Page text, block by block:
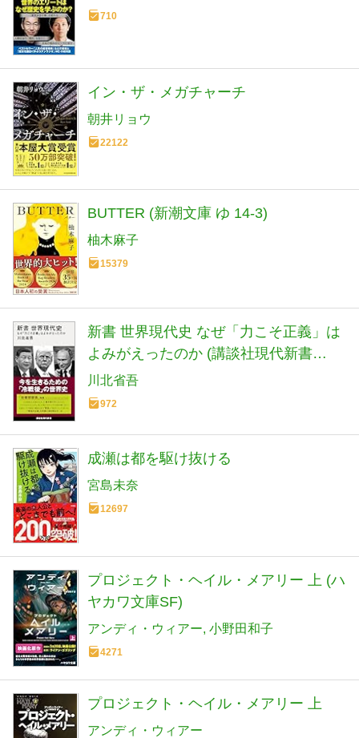
710
イン・ザ・メガチャーチ
朝井リョウ
22122
BUTTER (新潮文庫 ゆ 14-3)
柚木麻子
15379
新書 世界現代史 なぜ「力こそ正義」は
よみがえったのか (講談社現代新書
2798)
川北省吾
972
成瀬は都を駆け抜ける
宮島未奈
12697
プロジェクト・ヘイル・メアリー 上 (ハ
ヤカワ文庫SF)
アンディ・ウィアー 小野田和子
4271
プロジェクト・ヘイル・メアリー 上
アンディ・ウィアー